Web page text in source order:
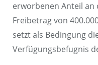
erworbenen Anteil an
Freibetrag von
setzt als Bedingung
Verfügungsbefugnis